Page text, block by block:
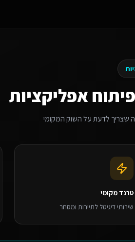
פיתוח אפליקציות
שצריך לדעת על השוק המקומי
טרנד מקומי
שירותי דיגיטל לתיירות ומסחר